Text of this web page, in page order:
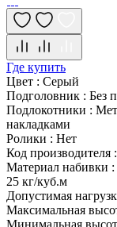
Где купить
Цвет : Серый
Подголовник : Без
Подлокотники :
накладками
Ролики : Нет
Код производителя :
Материал набивки :
25 кг/куб.м
Допустимая
Максимальная
Минимальная